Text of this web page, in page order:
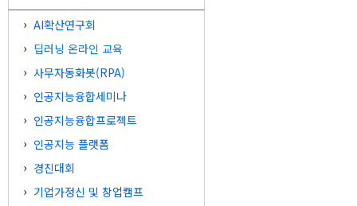
AI확산연구회
딥러닝 온라인 교육
사무자동화봇(RPA)
인공지능융합세미나
인공지능융합프로젝트
인공지능 플랫폼
경진대회
기업가정신 및 창업캠프